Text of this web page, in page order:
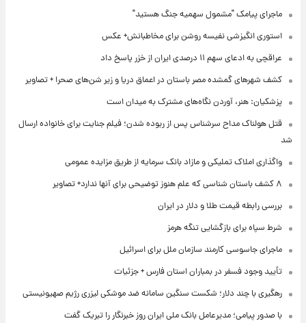
ماجرای پیامک "مشمول سهمیه جنگ هستید"
استوری انگیزشی نفیسه روشن برای مخاطبانش+ عکس
عراقچی به ادعای سهم ۱۱ درصدی ایران از خزر پاسخ داد
کشف شهرهای گمشده مصر باستان در اعماق دریا و زیر شن‌های صحرا + تصاویر
پزشکیان: هنر، آوردن نگاه‌های مشترک به میدان است
قتل هولناک مداح سرشناس پس از ربوده شدن؛ فیلم جنایت برای خانواده ارسال
شد
واگذاری املاک تملیکی و مازاد بانک سرمایه از طریق مزایده عمومی
۸ کشف باستان شناسی که علم هنوز توضیحی برای آنها ندارد+ تصاویر
بررسی رابطه قیمت طلا و دلار در ایران
شرط سپاه برای بازگشایی تنگه هرمز
ماجرای جاسوسی کارمند سازمان ملل برای اسرائیل
تأیید وجود فسفر در بمباران استان فارس + جزئیات
رهگیری با چند دلار؛ شکست سنگین سامانه ضد موشکی لیزری رژیم صهیونیستی
با صدور پیامی؛ مدیرعامل بانک ملی ایران روز خبرنگار را تبریک گفت